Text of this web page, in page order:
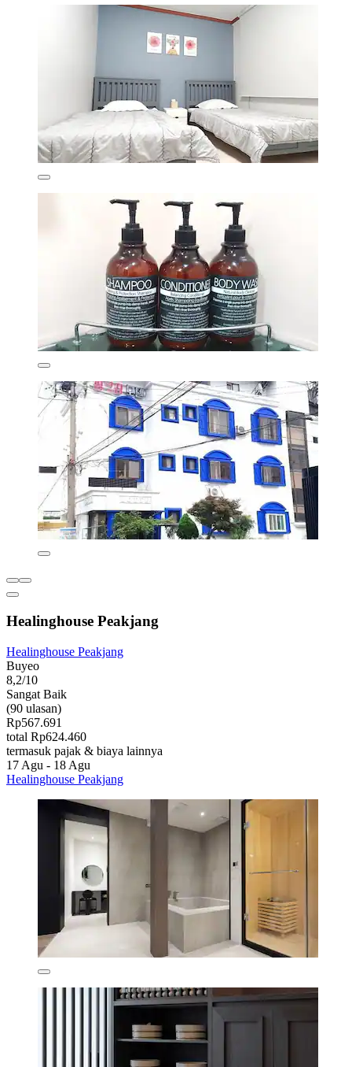
Healinghouse Peakjang
Healinghouse Peakjang
Buyeo
8,2/10
Sangat Baik
(90 ulasan)
Rp567.691
total Rp624.460
termasuk pajak & biaya lainnya
17 Agu - 18 Agu
Healinghouse Peakjang